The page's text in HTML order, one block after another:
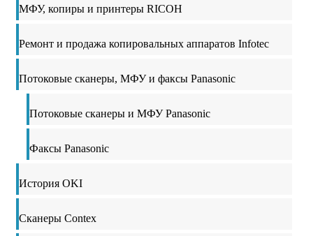
МФУ, копиры и принтеры RICOH
Ремонт и продажа копировальных аппаратов Infotec
Потоковые сканеры, МФУ и факсы Panasonic
Потоковые сканеры и МФУ Panasonic
Факсы Panasonic
История OKI
Сканеры Contex